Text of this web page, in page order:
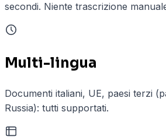
secondi. Niente trascrizione
Multi-lingua
Documenti italiani, UE, paesi terzi
Russia): tutti supportati.